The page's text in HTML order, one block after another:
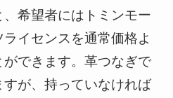
希望者にはトミンモー
イセンスを通常価格よ
ができます。革つなぎで
が、持っていなければ